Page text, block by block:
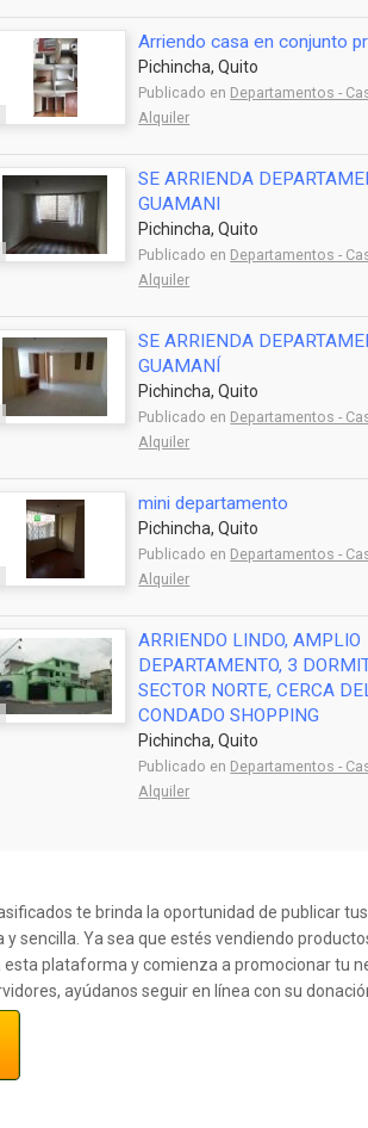
Arriendo casa en conjunto
Pichincha, Quito
Publicado en Departamentos -
Alquiler
SE ARRIENDA
GUAMANI
Pichincha, Quito
Publicado en Departamentos -
Alquiler
SE ARRIENDA
GUAMANÍ
Pichincha, Quito
Publicado en Departamentos -
Alquiler
mini departamento
Pichincha, Quito
Publicado en Departamentos -
Alquiler
ARRIENDO LINDO, AMPLIO
DEPARTAMENTO, 3
SECTOR NORTE, CERCA
CONDADO SHOPPING
Pichincha, Quito
Publicado en Departamentos -
Alquiler
te brinda la oportunidad de publicar
sencilla. Ya sea que estés vendiendo
plataforma y comienza a promocionar tu
ayúdanos seguir en línea con su